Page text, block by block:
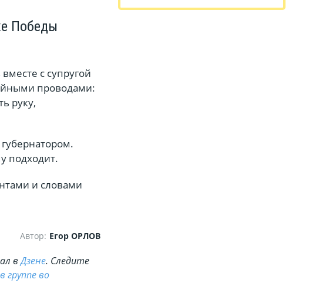
Победы
с супругой
проводами:
руку,
подходит.
и словами
Автор: Егор ОРЛОВ
вДзене. Cледите
в группе во